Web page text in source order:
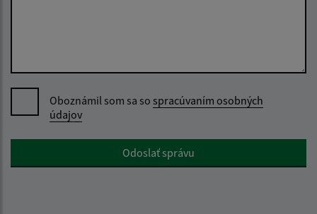
Oboznámil som sa so spracúvaním osobných
údajov
Google reCaptcha ResponseOdoslať správu